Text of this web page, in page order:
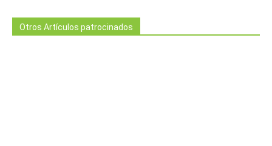
Otros Artículos patrocinados